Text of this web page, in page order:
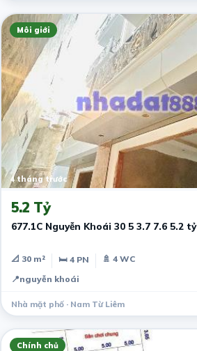
Môi giới
4 tháng trước
5.2 Tỷ
677.1C Nguyễn Khoái 30 5 3.7 7.6 5.2 tỷ
📐 30 m² 🛏 4 PN
🚿 4 WC
📍nguyễn khoái
Nhà mặt phố · Nam Từ Liêm
Chính chủ